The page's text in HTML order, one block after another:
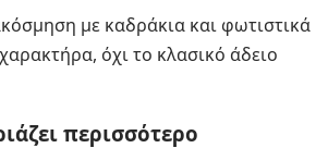
με καδράκια και φωτιστικά
όχι το κλασικό άδειο
περισσότερο